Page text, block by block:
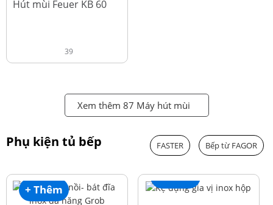
Hút mùi Feuer KB 60
39
Xem thêm 87 Máy hút mùi
Phụ kiện tủ bếp FASTER Bếp từ FAGOR
+ Thêm
+ Thêm